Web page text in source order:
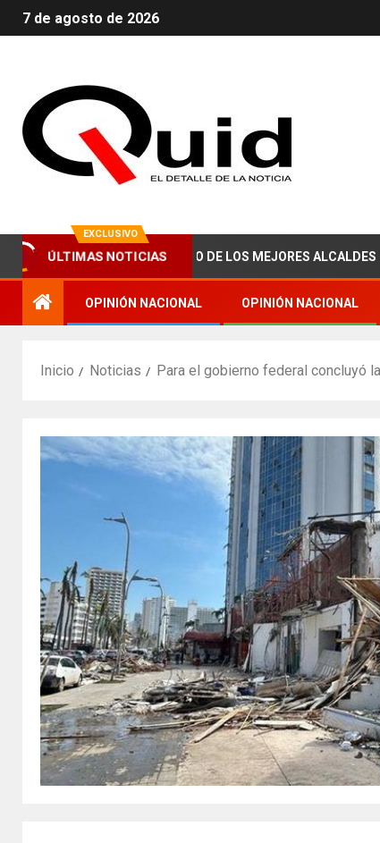
7 de agosto de 2026
EXCLUSIVO
ÚLTIMAS NOTICIAS
ABRAHAM ZAIED, UNO DE LOS MEJORES ALCALDES QUE HA
OPINIÓN NACIONAL OPINIÓN NACIONAL
Inicio Noticias Para el gobierno federal concluyó